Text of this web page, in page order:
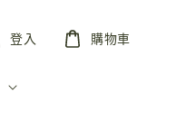
登入 購物車